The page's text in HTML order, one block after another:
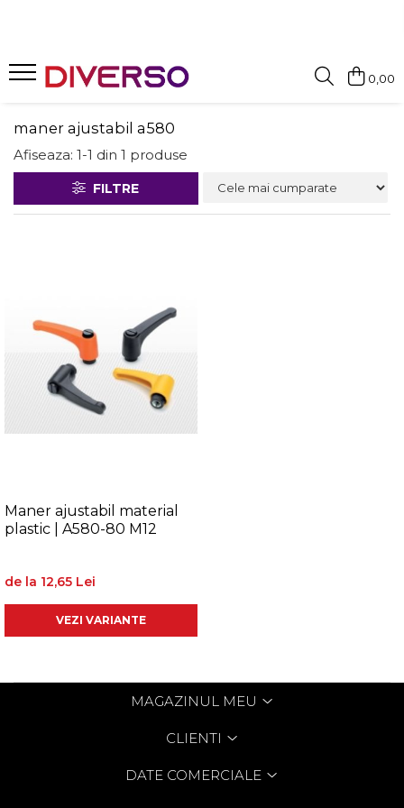
PLA
ABS
SILK
MULTIMATERIAL
0,00
maner ajustabil a580
Afiseaza: 1-1 din 1 produse
FILTRE
Maner ajustabil material
plastic | A580-80 M12
de la 12,65 Lei
VEZI VARIANTE
MAGAZINUL MEU
CLIENTI
DATE COMERCIALE